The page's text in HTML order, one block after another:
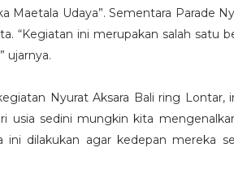
Maetala Udaya”. Sementara Parade
“Kegiatan ini merupakan salah satu
ujarnya.
Nyurat Aksara Bali ring Lontar,
usia sedini mungkin kita
ini dilakukan agar kedepan mereka